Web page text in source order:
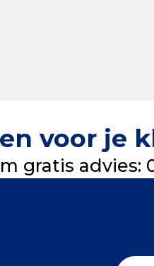
voor je
gratis advies: